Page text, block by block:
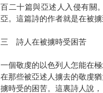
百二十篇與亞述人入侵有關
亞。這篇詩的作者就是在被
三 詩人在被擄時受困苦
一個敬虔的以色列人怎能在
在那些被亞述人擄去的敬虔
擄時受的困苦。這裏詩人說